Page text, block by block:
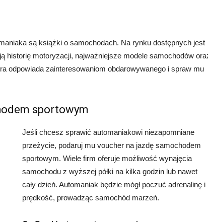
są książki o samochodach. Na rynku dostępnych jest
historię motoryzacji, najważniejsze modele samochodów
odpowiada zainteresowaniom obdarowywanego i spraw mu
sportowym
Jeśli chcesz sprawić automaniakowi niezapomniane
przeżycie, podaruj mu voucher na jazdę samochodem
sportowym. Wiele firm oferuje możliwość wynajęcia
samochodu z wyższej półki na kilka godzin lub nawet
cały dzień. Automaniak będzie mógł poczuć adrenalinę i
prędkość, prowadząc samochód marzeń.